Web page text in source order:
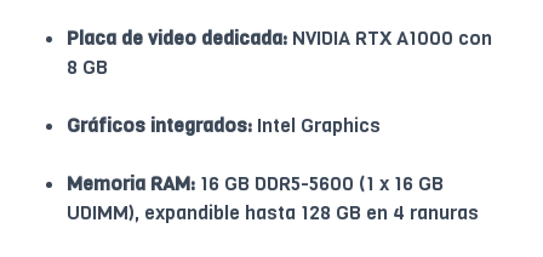
Placa de video dedicada: NVIDIA RTX A1000 con
8 GB
Gráficos integrados: Intel Graphics
Memoria RAM: 16 GB DDR5-5600 (1 x 16 GB
UDIMM), expandible hasta 128 GB en 4 ranuras